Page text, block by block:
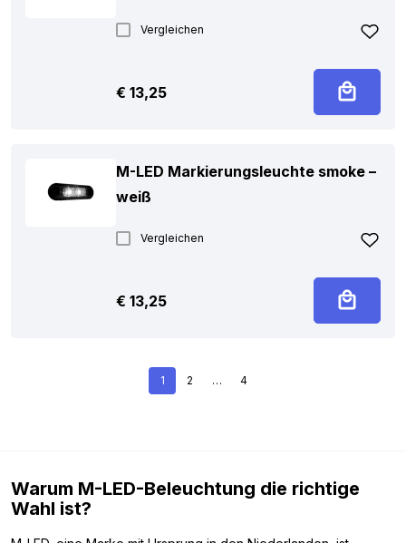
Vergleichen
€ 13,25
M-LED Markierungsleuchte smoke –
weiß
Vergleichen
€ 13,25
1 2 … 4
Warum M-LED-Beleuchtung die richtige
Wahl ist?